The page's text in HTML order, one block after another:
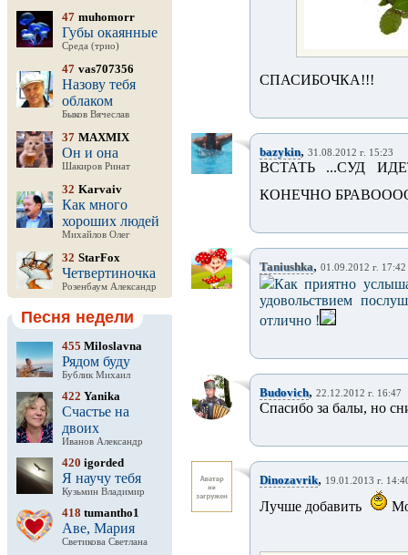
47 muhomorr
Губы окаянные
Среда (трио)
47 vas707356
Назову тебя
облаком
Быков Вячеслав
37 MAXMIX
Он и она
Шакиров Ринат
32 Karvaiv
Как много
хороших людей
Михайлов Олег
32 StarFox
Четвертиночка
Розенбаум Александр
Песня недели
455 Miloslavna
Рядом буду
Бублик Михаил
422 Yanika
Счастье на
двоих
Иванов Александр
420 igorded
Я научу тебя
Кузьмин Владимир
418 tumantho1
Аве, Мария
Светикова Светлана
СПАСИБОЧКА!!!
bazykin, 31.08.2012 г. 15:23
ВСТАТЬ ...СУД
КОНЕЧНО
Taniushka, 01.09.2012 г. 17:42
Как приятно
удовольствием
отлично !
Budovich, 22.12.2012 г. 16:47
Спасибо за балы, но
Dinozavrik, 19.01.2013 г.
Лучше добавить